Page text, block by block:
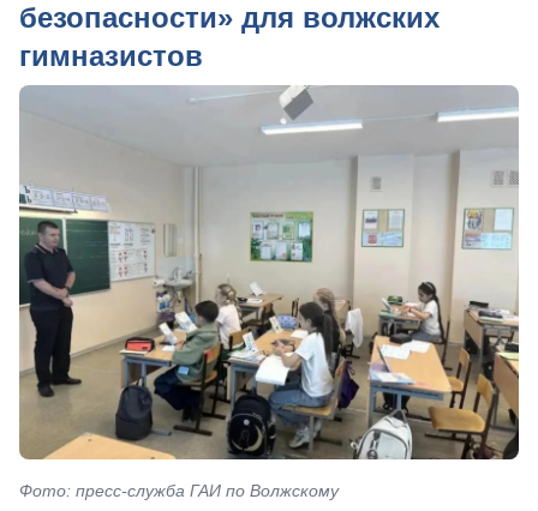
безопасности» для волжских
гимназистов
Фото: пресс-служба ГАИ по Волжскому